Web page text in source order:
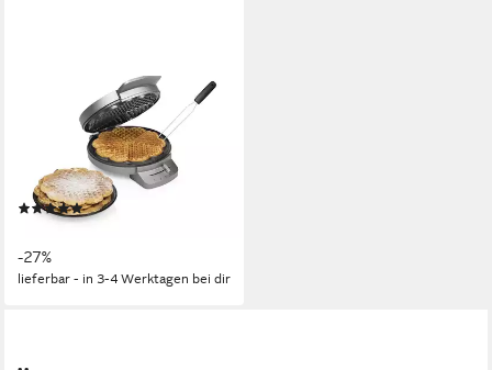
Waffeleisen, 1200 W, 5
herzförmige Waffeln Ø20cm
Waffelbäcker Waffelmaker mit
Waffel-Gabel
(1)
-27%
lieferbar - in 3-4 Werktagen bei dir